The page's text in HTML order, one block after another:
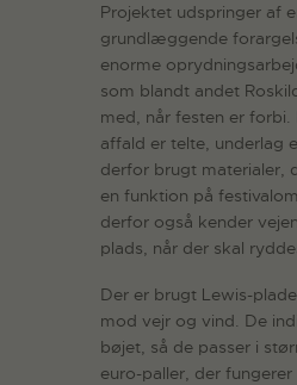
Projektet udspringer af
grundlæggende
enorme
som blandt andet
med, når festen er forbi.
affald er telte, underlag
derfor brugt materialer,
en funktion på
derfor også kender
plads, når der skal
Der er brugt Lewis-
mod vejr og vind. De
bøjet, så de passer i
euro-paller, der